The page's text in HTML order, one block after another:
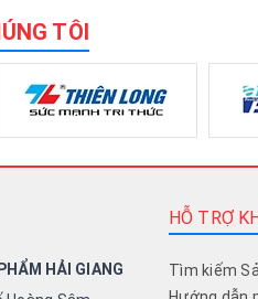
TÔI
HẢI GIANG
HỖ TRỢ
Tìm kiếm